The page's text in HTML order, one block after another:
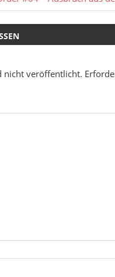
nicht veröffentlicht.